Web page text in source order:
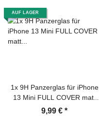
AUF LAGER
1x 9H Panzerglas für iPhone
13 Mini FULL COVER matt
Anti-Reflex entspiegelt echtes
9,99 € *